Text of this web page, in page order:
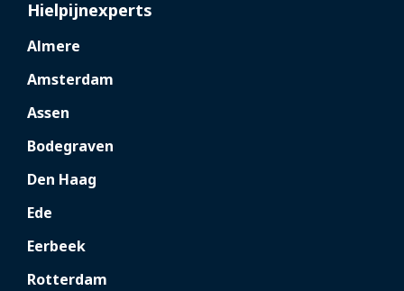
Hielpijnexperts
Almere
Amsterdam
Assen
Bodegraven
Den Haag
Ede
Eerbeek
Rotterdam